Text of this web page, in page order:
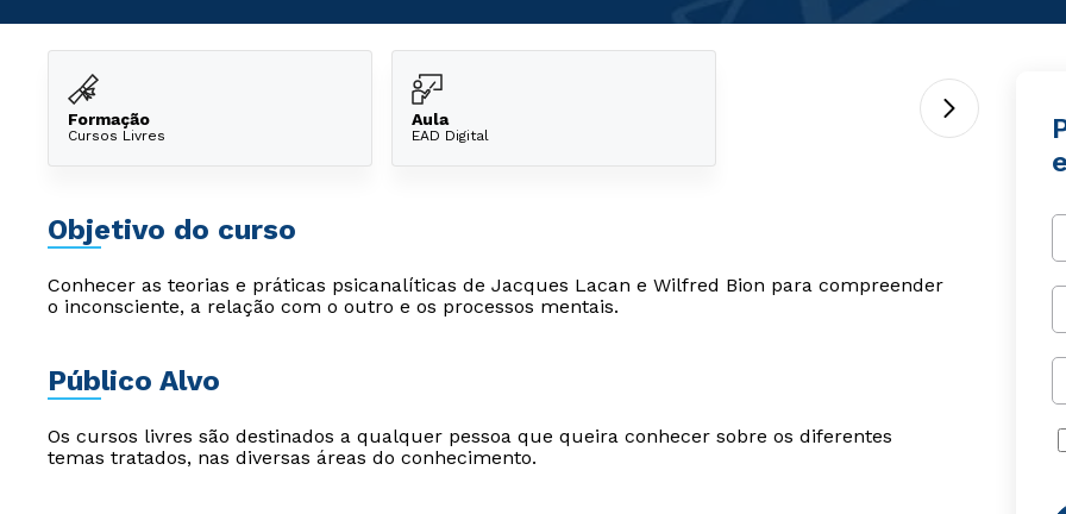
Formação
Cursos Livres
Aula
EAD Digital
Objetivo do curso
Conhecer as teorias e práticas psicanalíticas de Jacques Lacan e Wilfred Bion para compreender
o inconsciente, a relação com o outro e os processos mentais.
Público Alvo
Os cursos livres são destinados a qualquer pessoa que queira conhecer sobre os diferentes
temas tratados, nas diversas áreas do conhecimento.